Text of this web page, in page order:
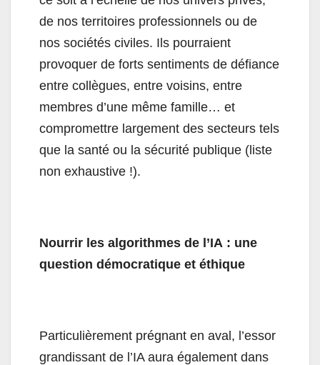
de nos territoires professionnels ou de
nos sociétés civiles. Ils pourraient
provoquer de forts sentiments de défiance
entre collègues, entre voisins, entre
membres d’une même famille… et
compromettre largement des secteurs tels
que la santé ou la sécurité publique (liste
non exhaustive !).
Nourrir les algorithmes de l’IA : une
question démocratique et éthique
Particulièrement prégnant en aval, l’essor
grandissant de l’IA aura également dans